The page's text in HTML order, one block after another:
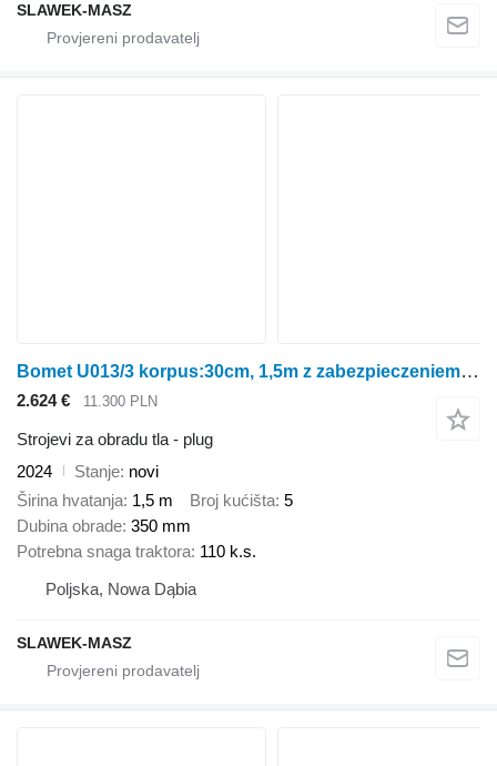
SLAWEK-MASZ
Bomet U013/3 korpus:30cm, 1,5m z zabezpieczeniem śrubowym Lyra
2.624 € 11.300 PLN
Strojevi za obradu tla - plug
2024
Stanje novi
Širina hvatanja 1,5 m Broj kućišta 5
Dubina obrade 350 mm
Potrebna snaga traktora 110 k.s.
Poljska, Nowa Dąbia
SLAWEK-MASZ